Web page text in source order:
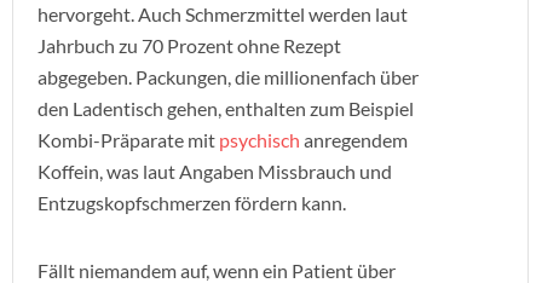
hervorgeht. Auch Schmerzmittel werden laut
Jahrbuch zu 70 Prozent ohne Rezept
abgegeben. Packungen, die millionenfach über
den Ladentisch gehen, enthalten zum Beispiel
Kombi-Präparate mit psychisch anregendem
Koffein, was laut Angaben Missbrauch und
Entzugskopfschmerzen fördern kann.
Fällt niemandem auf, wenn ein Patient über